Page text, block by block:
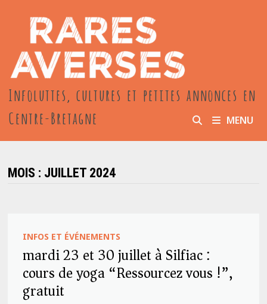
contenu
Infoluttes, cultures et petites annonces en
Centre-Bretagne
MENU
MOIS : JUILLET 2024
INFOS ET ÉVÉNEMENTS
mardi 23 et 30 juillet à Silfiac :
cours de yoga “Ressourcez vous !”,
gratuit